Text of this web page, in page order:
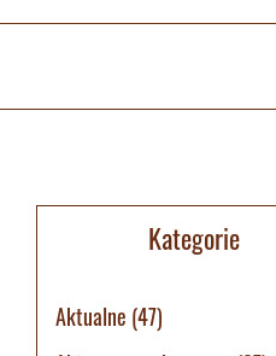
Kategorie
Aktualne (47)